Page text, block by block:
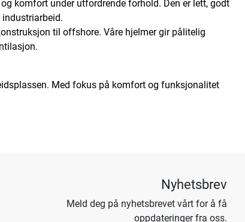
komfort under utfordrende forhold. Den er lett, godt
til offshore. Våre hjelmer gir pålitelig
Med fokus på komfort og funksjonalitet
Nyhetsbrev
Meld deg på nyhetsbrevet vårt for å få
oppdateringer fra oss.